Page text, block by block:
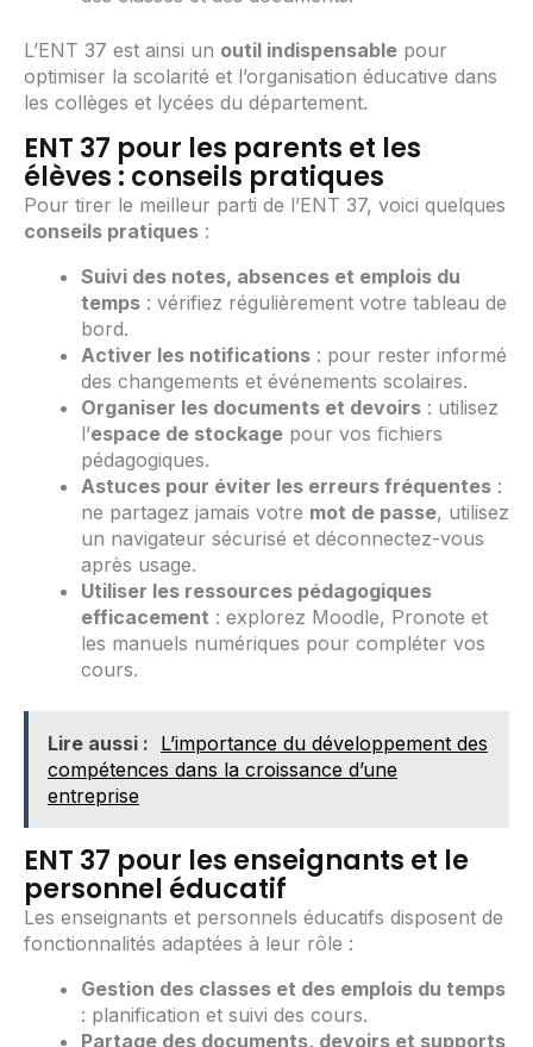
L’ENT 37 est ainsi un outil indispensable pour
optimiser la scolarité et l’organisation éducative dans
les collèges et lycées du département.
ENT 37 pour les parents et les
élèves : conseils pratiques
Pour tirer le meilleur parti de l’ENT 37, voici quelques
conseils pratiques :
Suivi des notes, absences et emplois du
temps : vérifiez régulièrement votre tableau de
bord.
Activer les notifications : pour rester informé
des changements et événements scolaires.
Organiser les documents et devoirs : utilisez
l’espace de stockage pour vos fichiers
pédagogiques.
Astuces pour éviter les erreurs fréquentes :
ne partagez jamais votre mot de passe, utilisez
un navigateur sécurisé et déconnectez-vous
après usage.
Utiliser les ressources pédagogiques
efficacement : explorez Moodle, Pronote et
les manuels numériques pour compléter vos
cours.
Lire aussi : L’importance du développement des
compétences dans la croissance d’une
entreprise
ENT 37 pour les enseignants et le
personnel éducatif
Les enseignants et personnels éducatifs disposent de
fonctionnalités adaptées à leur rôle :
Gestion des classes et des emplois du temps
: planification et suivi des cours.
Partage des documents, devoirs et supports